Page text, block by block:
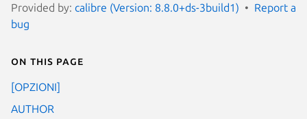
Provided by: calibre (Version: 8.8.0+ds-3build1)
Report a
bug
On this page
[OPZIONI]
AUTHOR